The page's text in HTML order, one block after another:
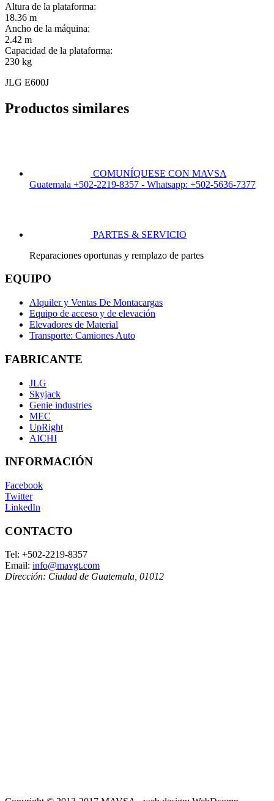
Altura de la plataforma:
18.36 m
Ancho de la máquina:
2.42 m
Capacidad de la plataforma:
230 kg
JLG E600J
Productos similares
COMUNÍQUESE CON MAVSA
Guatemala +502-2219-8357 - Whatsapp: +502-5636-7377
PARTES & SERVICIO
Reparaciones oportunas y remplazo de partes
EQUIPO
Alquiler y Ventas De Montacargas
Equipo de acceso y de elevación
Elevadores de Material
Transporte: Camiones Auto
FABRICANTE
JLG
Skyjack
Genie industries
MEC
UpRight
AICHI
INFORMACIÓN
Facebook
Twitter
LinkedIn
CONTACTO
Tel: +502-2219-8357
Email: info@mavgt.com
Dirección: Ciudad de Guatemala 01012